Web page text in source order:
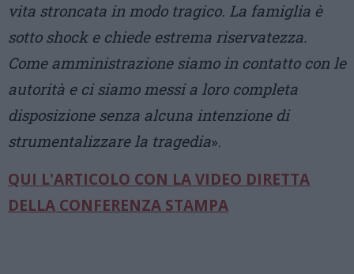
vita stroncata in modo tragico. La famiglia è
sotto shock e chiede estrema riservatezza.
Come amministrazione siamo in contatto con le
autorità e ci siamo messi a loro completa
disposizione senza alcuna intenzione di
strumentalizzare la tragedia».
QUI L'ARTICOLO CON LA VIDEO DIRETTA
DELLA CONFERENZA STAMPA